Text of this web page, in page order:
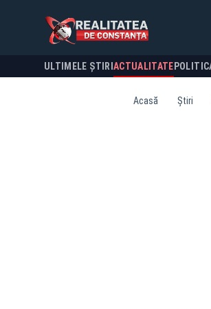
ULTIMELE ȘTIRI ACTUALITATE
Acasă Știri